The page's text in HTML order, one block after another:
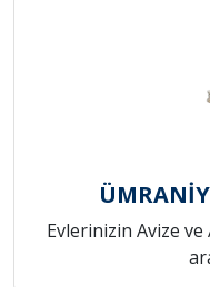
Evlerinizin Avize